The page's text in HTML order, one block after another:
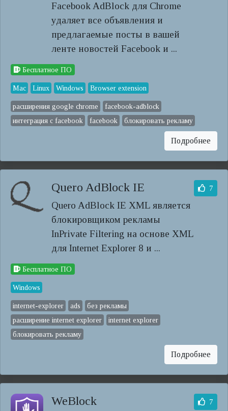
Facebook AdBlock для Chrome
удаляет все объявления и
предлагаемые посты в вашей
ленте новостей Facebook и ...
Бесплатное ПО
Mac Linux Windows Browser extension
расширения google chrome
facebook-adblock
интеграция с facebook
facebook блокировать рекламу
Подробнее
Quero AdBlock IE
Quero AdBlock IE XML является
блокировщиком рекламы
InPrivate Filtering на основе XML
для Internet Explorer 8 и ...
7
Бесплатное ПО
Windows
internet-explorer ads
без рекламы
расширение internet explorer
internet explorer
блокировать рекламу
Подробнее
WeBlock 7